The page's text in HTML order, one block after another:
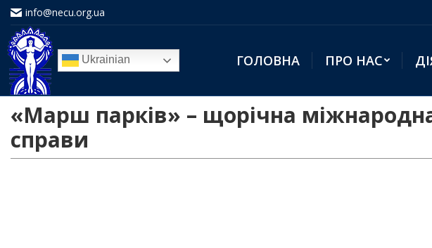
info@necu.org.ua
Ukrainian ГОЛОВНА ПРО НАС
«Марш парків» – щорічна
справи